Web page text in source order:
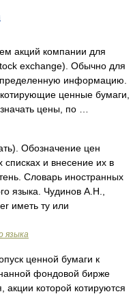
акций компании для
exchange). Обычно для
информацию.
ценные бумаги,
цены, по …
Обозначение цен
и внесение их в
Словарь иностранных
языка. Чудинов А.Н.,
иметь ту или
языка
ценной бумаги к
фондовой бирже
которой котируются